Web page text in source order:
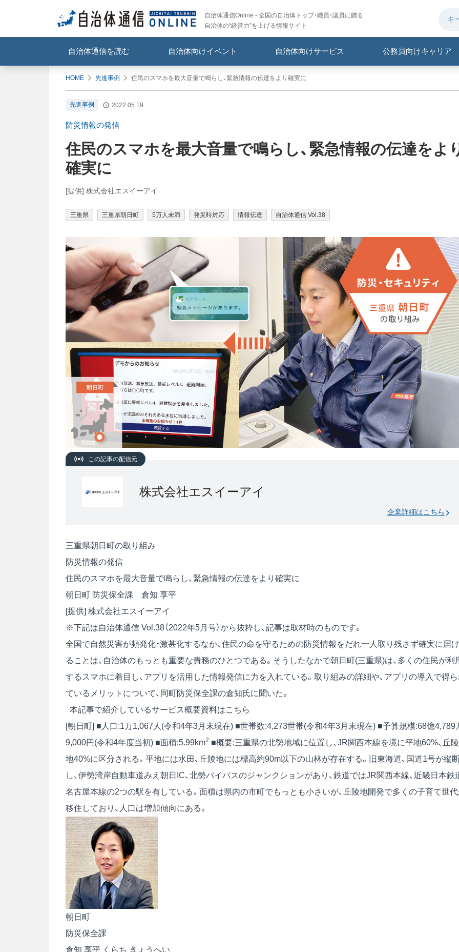
自治体通信Online - 全国の自治体トップ・職員・議員に贈る
自治体の“経営力”を上げる情報サイト
自治体通信を読む 自治体向けイベント 自治体向けサービス 公務員向けキャリア
HOME 先進事例 住民のスマホを最大音量で鳴らし、緊急情報の伝達をより確実に
先進事例 2022.05.19
防災情報の発信
住民のスマホを最大音量で鳴らし、緊急情報の伝達をよ
確実に
[提供] 株式会社エスイーアイ
三重県 三重県朝日町 5万人未満 発災時対応 情報伝達 自治体通信 Vol.38
この記事の配信元
株式会社エスイーアイ
企業詳細はこちら
三重県朝日町の取り組み
防災情報の発信
住民のスマホを最大音量で鳴らし、緊急情報の伝達をより確実に
朝日町 防災保全課 倉知 享平
[提供] 株式会社エスイーアイ
※下記は自治体通信 Vol.38（2022年5月号）から抜粋し、記事は取材時のものです。
全国で自然災害が頻発化・激甚化するなか、住民の命を守るための防災情報をだれ一人取り残さず確実に届け
ることは、自治体のもっとも重要な責務のひとつである。そうしたなかで朝日町(三重県)は、多くの住民が利
するスマホに着目し、アプリを活用した情報発信に力を入れている。取り組みの詳細や、アプリの導入で得
ているメリットについて、同町防災保全課の倉知氏に聞いた。
本記事で紹介しているサービス概要資料はこちら
[朝日町] ■人口:1万1,067人(令和4年3月末現在) ■世帯数:4,273世帯(令和4年3月末現在) ■予算規模:68億4,789
9,000円(令和4年度当初) ■面積:5.99km2 ■概要:三重県の北勢地域に位置し、JR関西本線を境に平地60%、丘陵
地40%に区分される。平地には水田、丘陵地には標高約90m以下の山林が存在する。旧東海道、国道1号が縦
し、伊勢湾岸自動車道みえ朝日IC、北勢バイパスのジャンクションがあり、鉄道ではJR関西本線、近畿日本鉄
名古屋本線の2つの駅を有している。面積は県内の市町でもっとも小さいが、丘陵地開発で多くの子育て世
移住しており、人口は増加傾向にある。
朝日町
防災保全課
倉知 享平 くらち きょうへい